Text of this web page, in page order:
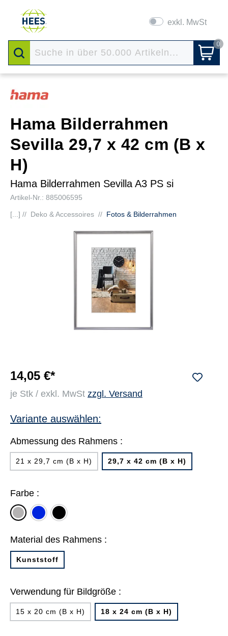
exkl. MwSt
0
Hama Bilderrahmen
Sevilla 29,7 x 42 cm (B x
H)
Hama Bilderrahmen Sevilla A3 PS si
Artikel-Nr.: 885006595
[...] // Deko & Accessoires // Fotos & Bilderrahmen
14,05 €*
je Stk / exkl. MwSt zzgl. Versand
Variante auswählen:
Abmessung des Rahmens :
21 x 29,7 cm (B x H) 29,7 x 42 cm (B x H)
Farbe :
silber
matt
blau schwarz
Material des Rahmens :
Kunststoff
Verwendung für Bildgröße :
15 x 20 cm (B x H) 18 x 24 cm (B x H)